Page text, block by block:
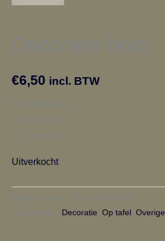
Decoratie bord
€6,50 incl. BTW
Decoratiebord
Ø ca. 33 cm
1,7 cm hoog
Uitverkocht
Artikelnummer:
DCR-CK-42-0001
Categorieën: Decoratie Op tafel Overige